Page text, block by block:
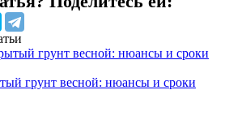
грунт весной: нюансы и сроки